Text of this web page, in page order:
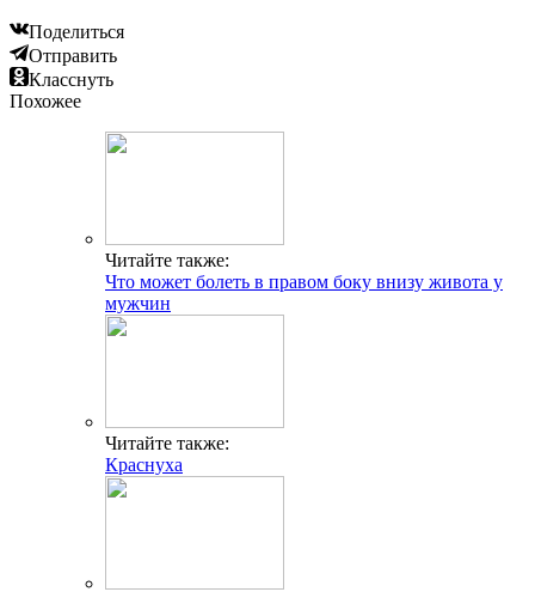
Поделиться
Отправить
Класснуть
Похожее
Читайте также:
Что может болеть в правом боку внизу живота у
мужчин
Читайте также:
Краснуха